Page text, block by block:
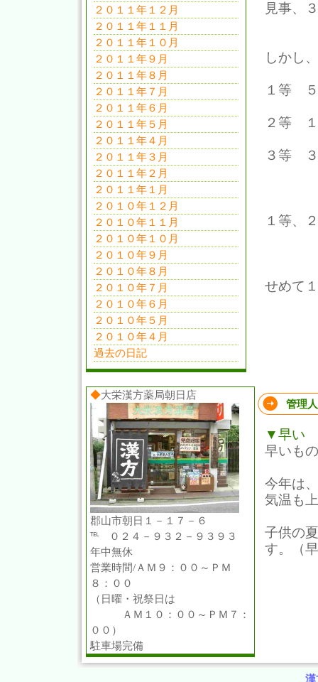
見事、
しかし
１等
２等
３等
１等、
せめて
管理
▼早い
早いも
今年は
気温も
子供の
す。（
２０１１年１２月
２０１１年１１月
２０１１年１０月
２０１１年９月
２０１１年８月
２０１１年７月
２０１１年６月
２０１１年５月
２０１１年４月
２０１１年３月
２０１１年２月
２０１１年１月
２０１０年１２月
２０１０年１１月
２０１０年１０月
２０１０年９月
２０１０年８月
２０１０年７月
２０１０年６月
２０１０年５月
２０１０年４月
過去の日記
◆大栄漢方薬局朝日店
郡山市朝日１－１７－６
℡ ０２４－９３２－９３９３
年中無休
営業時間/ＡＭ９：００～ＰＭ
８：００
（日曜・祝祭日は
ＡＭ１０：００～ＰＭ７：
００）
駐車場完備